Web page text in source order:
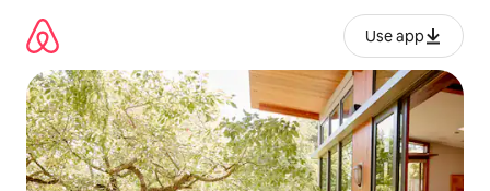
გადასვლა
Use app